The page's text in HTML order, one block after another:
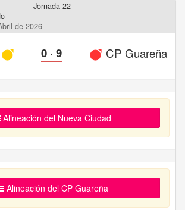
Jornada 22
de 2026
0 ·9 CP Guareña
Alineación del Nueva Ciudad
Alineación del CP Guareña